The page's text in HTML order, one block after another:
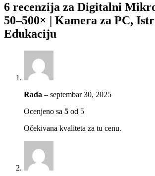
6 recenzija za Digitalni
50–500× | Kamera za PC,
Edukaciju
Rada – septembar 30, 2025
Ocenjeno sa 5 od 5
Očekivana kvaliteta za tu cenu.